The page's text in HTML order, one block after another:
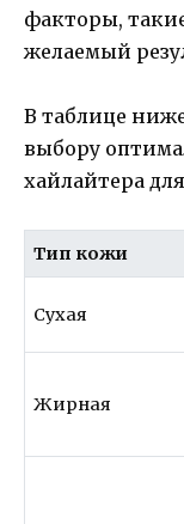
факторы,
желаемый
В таблице
выбору
хайлайтера
Тип кожи
Сухая
Жирная